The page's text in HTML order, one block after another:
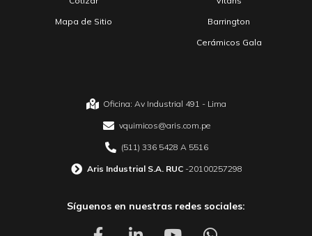
Oficina: Av Industrial 491 - Lima
vquimicos@aris.com.pe
(511) 336 5428 A 5516
Aris Industrial S.A. RUC -20100257298
Mapa de Sitio
Barrington
Cerámicos Gala
Síguenos en nuestras redes sociales: